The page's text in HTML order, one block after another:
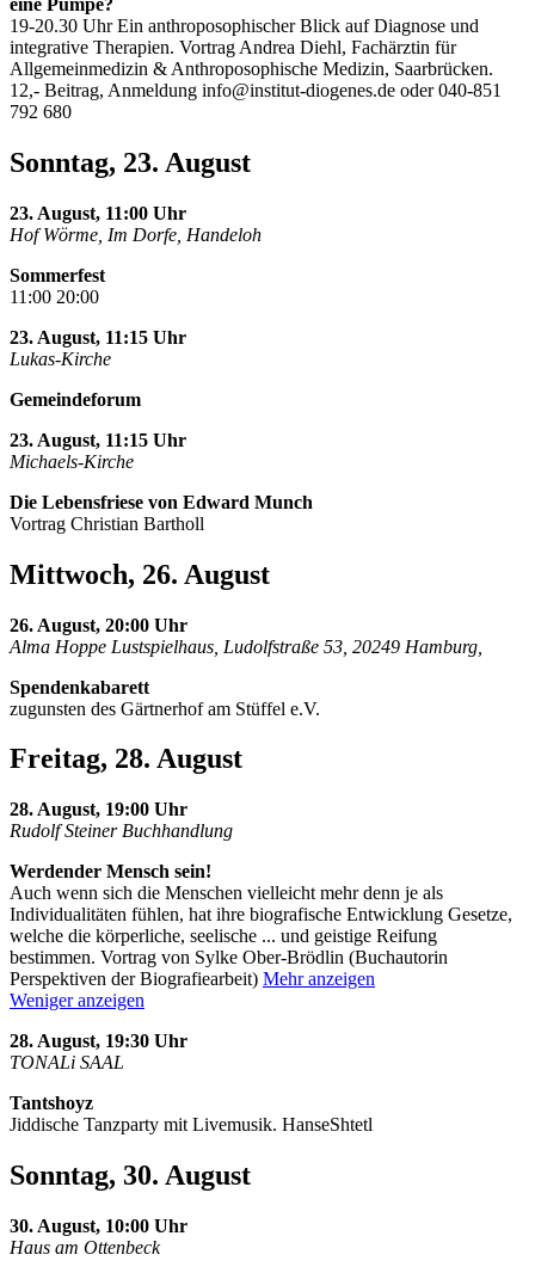
19-20.30 Uhr Ein anthroposophischer Blick auf Diagnose und
integrative Therapien. Vortrag Andrea Diehl, Fachärztin für
Allgemeinmedizin & Anthroposophische Medizin, Saarbrücken.
12,- Beitrag, Anmeldung info@institut-diogenes.de oder 040-851
792 680
Sonntag, 23. August
23. August, 11:00 Uhr
Hof Wörme, Im Dorfe, Handeloh
Sommerfest
11:00 20:00
23. August, 11:15 Uhr
Lukas-Kirche
Gemeindeforum
23. August, 11:15 Uhr
Michaels-Kirche
Die Lebensfriese von Edward Munch
Vortrag Christian Bartholl
Mittwoch, 26. August
26. August, 20:00 Uhr
Alma Hoppe Lustspielhaus, Ludolfstraße 53, 20249 Hamburg,
Spendenkabarett
zugunsten des Gärtnerhof am Stüffel e.V.
Freitag, 28. August
28. August, 19:00 Uhr
Rudolf Steiner Buchhandlung
Werdender Mensch sein!
Auch wenn sich die Menschen vielleicht mehr denn je als
Individualitäten fühlen, hat ihre biografische Entwicklung Gesetze,
welche die körperliche, seelische ... und geistige Reifung
bestimmen. Vortrag von Sylke Ober-Brödlin (Buchautorin
Perspektiven der Biografiearbeit) Mehr anzeigen
Weniger anzeigen
28. August, 19:30 Uhr
TONALi SAAL
Tantshoyz
Jiddische Tanzparty mit Livemusik. HanseShtetl
Sonntag, 30. August
30. August, 10:00 Uhr
Haus am Ottenbeck